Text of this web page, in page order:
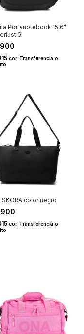
Portanotebook 15,6"
G
con Transferencia o
color negro
con Transferencia o